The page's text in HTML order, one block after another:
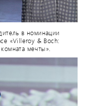
в номинации
«Villeroy & Boch:
мечты».